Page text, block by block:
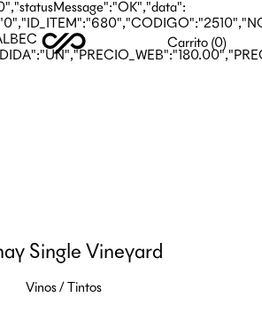
Carrito (0)
Single Vineyard
Vinos/Tintos